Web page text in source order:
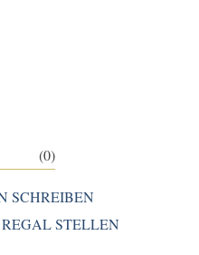
(0)
SCHREIBEN
STELLEN